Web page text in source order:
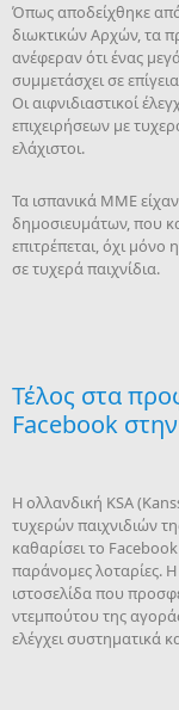
Όπως αποδείχθηκε
διωκτικών Αρχών, τα
ανέφεραν ότι ένας
συμμετάσχει σε
Οι αιφνιδιαστικοί
επιχειρήσεων με
ελάχιστοι.
Τα ισπανικά ΜΜΕ
δημοσιευμάτων, που
επιτρέπεται, όχι μόνο
σε τυχερά παιχνίδια.
Τέλος στα
Facebook
Η ολλανδική KSA
τυχερών παιχνιδιών
καθαρίσει το
παράνομες λοταρίες. Η
ιστοσελίδα που
ντεμπούτου της
ελέγχει συστηματικά